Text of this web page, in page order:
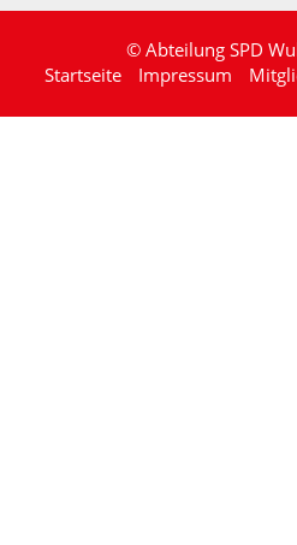
© Abteilung SPD
Startseite
Impressum